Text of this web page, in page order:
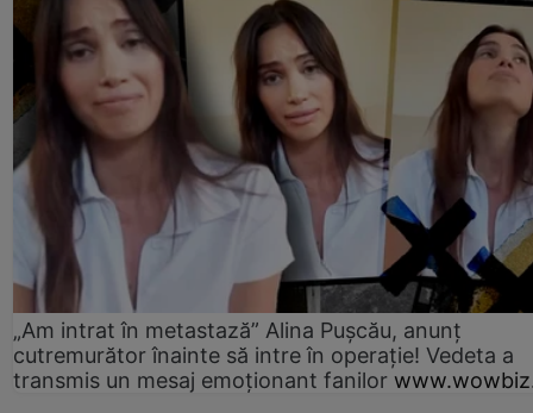
„Am intrat în metastază” Alina Pușcău, anunț
cutremurător înainte să intre în operație! Vedeta a
transmis un mesaj emoționant fanilor